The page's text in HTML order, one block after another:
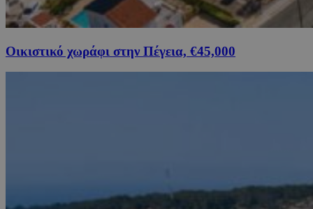
Οικιστικό χωράφι στην Πέγεια, €45,000